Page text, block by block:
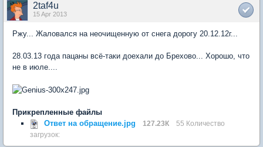
2taf4u
15 Apr 2013
Ржу... Жаловался на неочищенную от снега дорогу 20.12.12г...
28.03.13 года пацаны всё-таки доехали до Брехово... Хорошо, что
не в июле....
Прикрепленные файлы
Ответ на обращение.jpg
127.23К
55 Количество
загрузок: